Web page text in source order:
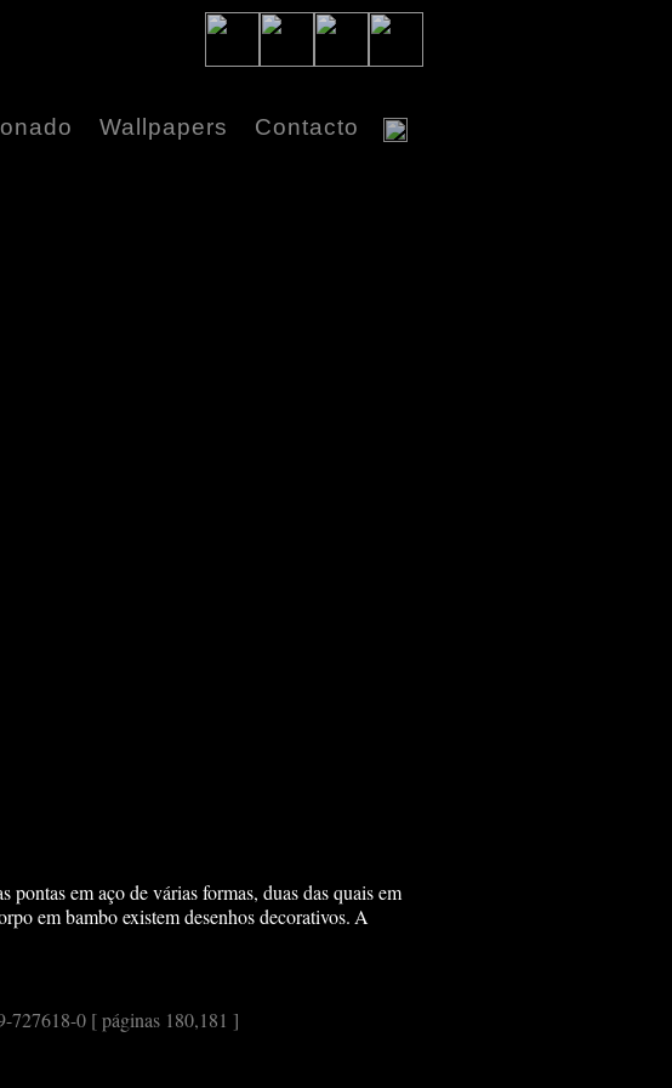
Wallpapers Contacto
em aço de várias formas, duas das quais em
em bambo existem desenhos decorativos. A
0 [ páginas 180,181 ]